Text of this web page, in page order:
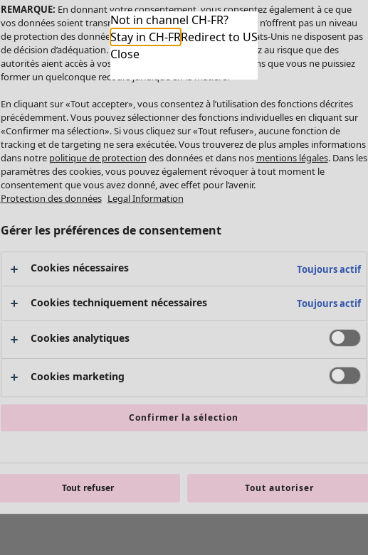
Not in channel CH-FR?
Stay in CH-FRRedirect to US
Close
REMARQUE: En donnant votre consentement, vous consentez également à ce que
vos données soient transmises aux États-Unis. Les États-Unis n’offrent pas un niveau
de protection des données comparable à celui de l’UE. Les États-Unis ne disposent pas
de décision d’adéquation. Par conséquent, vous vous exposez au risque que des
autorités aient accès à vos données à caractère personnel sans que vous ne puissiez
former un quelconque recours juridique en la matière.
En cliquant sur «Tout accepter», vous consentez à l’utilisation des fonctions décrites
précédemment. Vous pouvez sélectionner des fonctions individuelles en cliquant sur
«Confirmer ma sélection». Si vous cliquez sur «Tout refuser», aucune fonction de
tracking et de targeting ne sera exécutée. Vous trouverez de plus amples informations
dans notre politique de protection des données et dans nos mentions légales. Dans les
paramètres des cookies, vous pouvez également révoquer à tout moment le
consentement que vous avez donné, avec effet pour l’avenir.
Protection des données Legal Information
Gérer les préférences de consentement
Cookies nécessaires Toujours actif
Cookies techniquement nécessaires Toujours actif
Cookies analytiques
Cookies marketing
Confirmer la sélection
Tout refuser Tout autoriser